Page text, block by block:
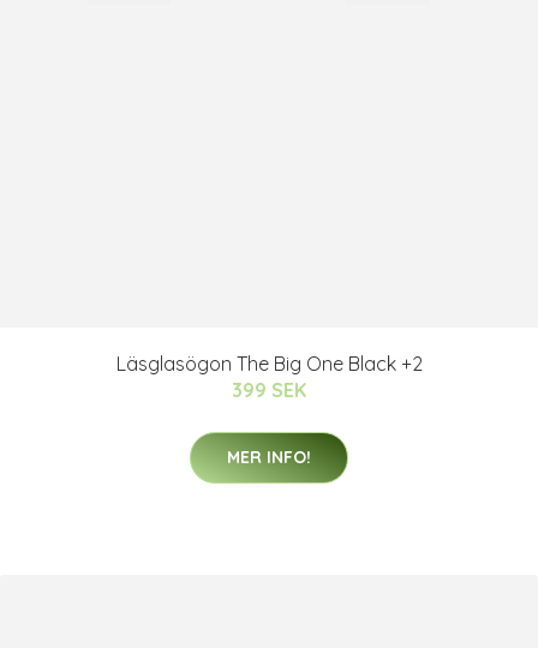
Läsglasögon The Big One Black +2
399 SEK
MER INFO!